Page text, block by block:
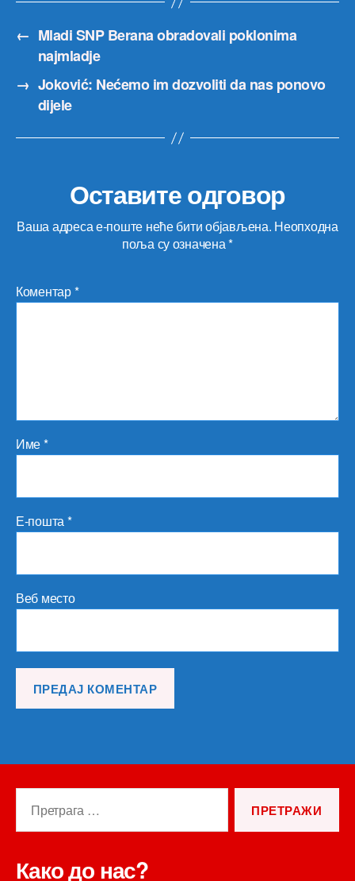
← Mladi SNP Berana obradovali poklonima
najmladje
→ Joković: Nećemo im dozvoliti da nas ponovo
dijele
Оставите одговор
Ваша адреса е-поште неће бити објављена. Неопходна
поља су означена*
Коментар*
Име*
Е-пошта*
Веб место
Како до нас?